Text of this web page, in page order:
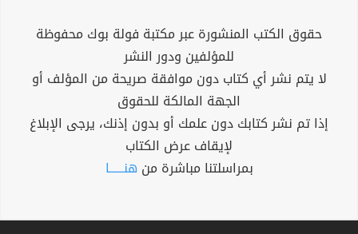
حقوق الكتب المنشورة عبر مكتبة فولة بوك محفوظة
للمؤلفين ودور النشر
لا يتم نشر أي كتاب دون موافقة صريحة من المؤلف أو
الجهة المالكة للحقوق
إذا تم نشر كتابك دون علمك أو بدون إذنك، يرجى الإبلاغ
لإيقاف عرض الكتاب
بمراسلتنا مباشرة من هنــــــا